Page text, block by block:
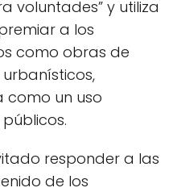
voluntades” y utiliza
a los
como obras de
como un uso
responder a las
de los